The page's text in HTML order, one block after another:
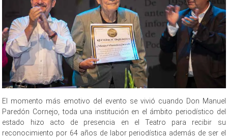
El momento más emotivo del evento se vivió cuando Don Manuel
Paredón Cornejo, toda una institución en el ámbito periodístico del
estado hizo acto de presencia en el Teatro para recibir su
reconocimiento por 64 años de labor periodística además de ser el